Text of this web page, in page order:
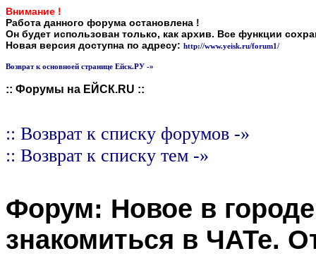
Внимание !
Работа данного форума остановлена !
Он будет использован только, как архив. Все функции
Новая версия доступна по адресу: http://www.yeisk.ru/forum1/
Возврат к основноей странице Ейск.РУ -»
:: Форумы на ЕЙСК.RU ::
:: Возврат к списку форумов -»
:: Возврат к списку тем -»
Форум: Новое в городе
знакомиться в ЧАТе.